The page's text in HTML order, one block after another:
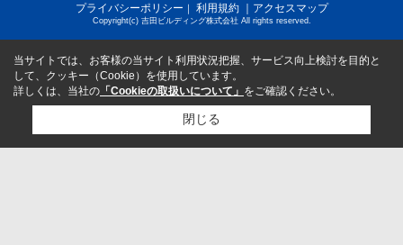
プライバシーポリシー ｜ 利用規約 ｜アクセスマップ
Copyright(c) 吉田ビルディング株式会社 All rights reserved.
当サイトでは、お客様の当サイト利用状況把握、サービス向上検討を目的と
して、クッキー（Cookie）を使用しています。
詳しくは、当社の 「Cookieの取扱いについて」 をご確認ください。
閉じる